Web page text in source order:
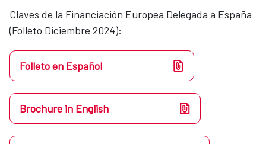
Claves de la Financiación Europea Delegada a España
(Folleto Diciembre 2024):
Folleto en Español
Brochure in English